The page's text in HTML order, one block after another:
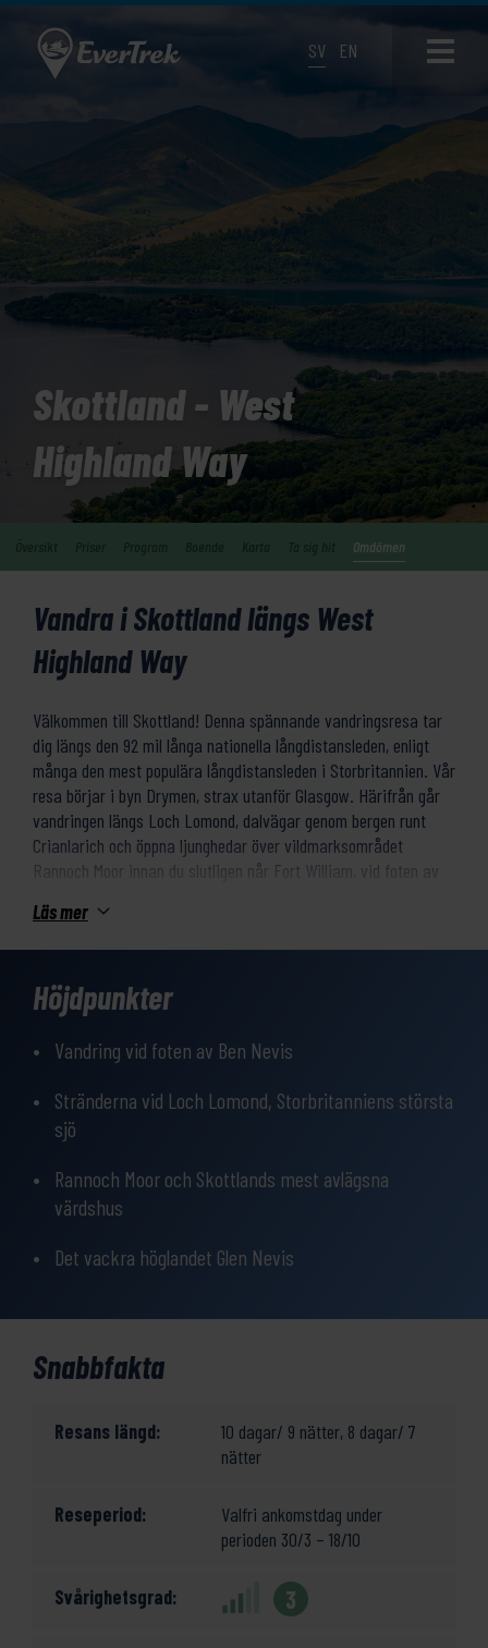
SV EN
Skottland - West
Highland Way
Omdömen
Vandra i Skottland längs West
Highland Way
Välkommen till Skottland! Denna spännande vandringsresa tar
dig längs den 92 mil långa nationella långdistansleden, enligt
många den mest populära långdistansleden i Storbritannien. Vår
resa börjar i byn Drymen, strax utanför Glasgow. Härifrån går
vandringen längs Loch Lomond, dalvägar genom bergen runt
Crianlarich och öppna ljunghedar över vildmarksområdet
Rannoch Moor innan du slutligen når Fort William, vid foten av
på mysiga boenden i de små byarna längs leden.
Läs mer
Höjdpunkter
Vandring vid foten av Ben Nevis
Stränderna vid Loch Lomond, Storbritanniens största
sjö
Rannoch Moor och Skottlands mest avlägsna
värdshus
Det vackra höglandet Glen Nevis
Snabbfakta
Resans längd:
10 dagar/ 9 nätter, 8 dagar/ 7
nätter
Reseperiod:
Valfri ankomstdag under
perioden 30/3 – 18/10
Svårighetsgrad: 3